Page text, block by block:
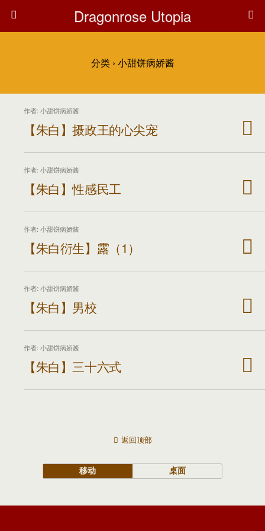
Dragonrose Utopia
分类 › 小甜饼病娇酱
作者: 小甜饼病娇酱
【朱白】摄政王的心尖宠
作者: 小甜饼病娇酱
【朱白】性感民工
作者: 小甜饼病娇酱
【朱白衍生】露（1）
作者: 小甜饼病娇酱
【朱白】男校
作者: 小甜饼病娇酱
【朱白】三十六式
返回顶部
移动 桌面